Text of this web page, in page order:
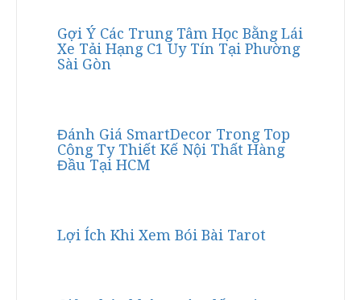
Gợi Ý Các Trung Tâm Học Bằng Lái
Xe Tải Hạng C1 Uy Tín Tại Phường
Sài Gòn
Đánh Giá SmartDecor Trong Top
Công Ty Thiết Kế Nội Thất Hàng
Đầu Tại HCM
Lợi Ích Khi Xem Bói Bài Tarot